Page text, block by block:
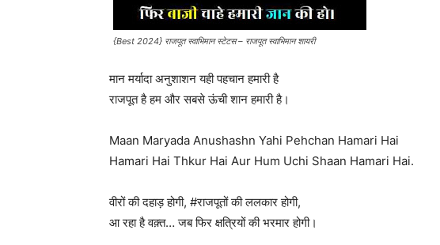
{Best 2024} राजपूत स्वाभिमान स्टेटस – राजपूत स्वाभिमान शायरी
मान मर्यादा अनुशाशन यही पहचान हमारी है
राजपूत है हम और सबसे ऊंची शान हमारी है।
Maan Maryada Anushashn Yahi Pehchan Hamari Hai
Hamari Hai Thkur Hai Aur Hum Uchi Shaan Hamari Hai.
वीरों की दहाड़ होगी, #राजपूतों की ललकार होगी,
आ रहा है वक़्त… जब फिर क्षत्रियों की भरमार होगी।